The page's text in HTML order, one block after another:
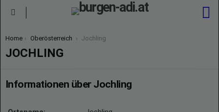
You are here:
Home Oberösterreich Jochling
JOCHLING
Informationen über Jochling